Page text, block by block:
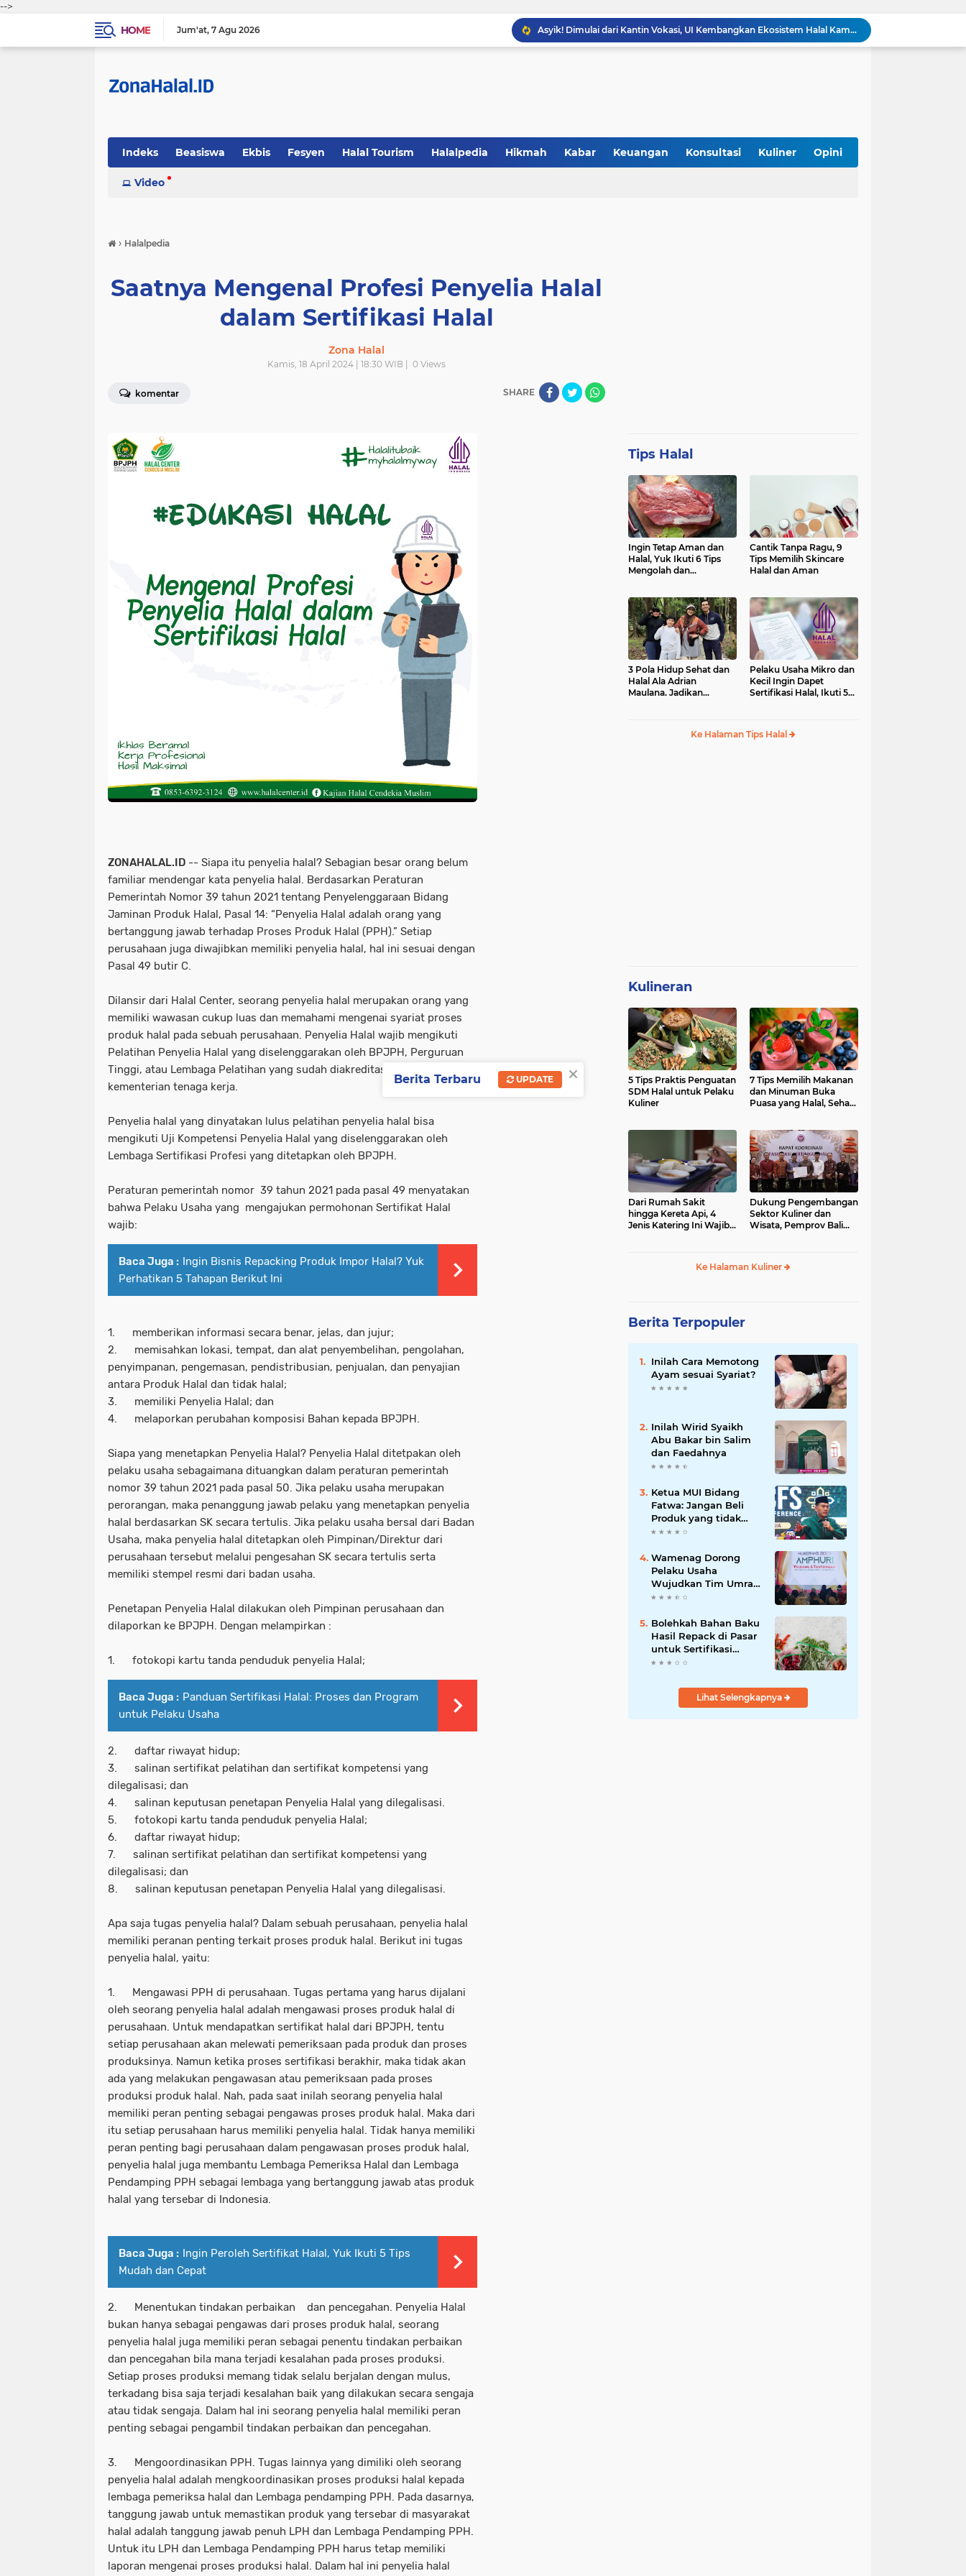
-->
HOME
Jum'at 7 Agu 2026
SPPG Halal Jadi Kunci Sukses Program Makan Bergizi Gratis, Ini 5 Alasannya
Gandeng BBPOM UIN Lampung Perkuat Kewirausahaan Halal
5 Alasan Jogja Halal Bidik Status Festival Bertaraf Internasional
Bolehkah Bahan Baku Hasil Repack di Pasar untuk Sertifikasi Halal? Ini Penjelasannya
Indeks Beasiswa Ekbis Fesyen Halal Tourism Halalpedia Hikmah Kabar Keuangan Konsultasi Kuliner Opini
Sosok Tekno-Sains
Video
› Halalpedia
Saatnya Mengenal Profesi Penyelia Halal
dalam Sertifikasi Halal
Zona Halal
Kamis, 18 April 2024 | 18:30 WIB | 0 Views
komentar SHARE
ZONAHALAL.ID -- Siapa itu penyelia halal? Sebagian besar orang belum
familiar mendengar kata penyelia halal. Berdasarkan Peraturan
Pemerintah Nomor 39 tahun 2021 tentang Penyelenggaraan Bidang
Jaminan Produk Halal, Pasal 14: “Penyelia Halal adalah orang yang
bertanggung jawab terhadap Proses Produk Halal (PPH).” Setiap
perusahaan juga diwajibkan memiliki penyelia halal, hal ini sesuai dengan
Pasal 49 butir C.
Dilansir dari Halal Center, seorang penyelia halal merupakan orang yang
memiliki wawasan cukup luas dan memahami mengenai syariat proses
produk halal pada sebuah perusahaan. Penyelia Halal wajib mengikuti
Pelatihan Penyelia Halal yang diselenggarakan oleh BPJPH, Perguruan
Tinggi, atau Lembaga Pelatihan yang sudah diakreditasi oleh
kementerian tenaga kerja.
Penyelia halal yang dinyatakan lulus pelatihan penyelia halal bisa
mengikuti Uji Kompetensi Penyelia Halal yang diselenggarakan oleh
Lembaga Sertifikasi Profesi yang ditetapkan oleh BPJPH.
Peraturan pemerintah nomor 39 tahun 2021 pada pasal 49 menyatakan
bahwa Pelaku Usaha yang mengajukan permohonan Sertifikat Halal
wajib:
Baca Juga : Ingin Bisnis Repacking Produk Impor Halal? Yuk
Perhatikan 5 Tahapan Berikut Ini
1. memberikan informasi secara benar, jelas, dan jujur;
2. memisahkan lokasi, tempat, dan alat penyembelihan, pengolahan,
penyimpanan, pengemasan, pendistribusian, penjualan, dan penyajian
antara Produk Halal dan tidak halal;
3. memiliki Penyelia Halal; dan
4. melaporkan perubahan komposisi Bahan kepada BPJPH.
Siapa yang menetapkan Penyelia Halal? Penyelia Halal ditetpakan oleh
pelaku usaha sebagaimana dituangkan dalam peraturan pemerintah
nomor 39 tahun 2021 pada pasal 50. Jika pelaku usaha merupakan
perorangan, maka penanggung jawab pelaku yang menetapkan penyelia
halal berdasarkan SK secara tertulis. Jika pelaku usaha bersal dari Badan
Usaha, maka penyelia halal ditetapkan oleh Pimpinan/Direktur dari
perusahaan tersebut melalui pengesahan SK secara tertulis serta
memiliki stempel resmi dari badan usaha.
Penetapan Penyelia Halal dilakukan oleh Pimpinan perusahaan dan
dilaporkan ke BPJPH. Dengan melampirkan :
1. fotokopi kartu tanda penduduk penyelia Halal;
Baca Juga : Panduan Sertifikasi Halal: Proses dan Program
untuk Pelaku Usaha
2. daftar riwayat hidup;
3. salinan sertifikat pelatihan dan sertifikat kompetensi yang
dilegalisasi; dan
4. salinan keputusan penetapan Penyelia Halal yang dilegalisasi.
5. fotokopi kartu tanda penduduk penyelia Halal;
6. daftar riwayat hidup;
7. salinan sertifikat pelatihan dan sertifikat kompetensi yang
dilegalisasi; dan
8. salinan keputusan penetapan Penyelia Halal yang dilegalisasi.
Apa saja tugas penyelia halal? Dalam sebuah perusahaan, penyelia halal
memiliki peranan penting terkait proses produk halal. Berikut ini tugas
penyelia halal, yaitu:
1. Mengawasi PPH di perusahaan. Tugas pertama yang harus dijalani
oleh seorang penyelia halal adalah mengawasi proses produk halal di
perusahaan. Untuk mendapatkan sertifikat halal dari BPJPH, tentu
setiap perusahaan akan melewati pemeriksaan pada produk dan proses
produksinya. Namun ketika proses sertifikasi berakhir, maka tidak akan
ada yang melakukan pengawasan atau pemeriksaan pada proses
produksi produk halal. Nah, pada saat inilah seorang penyelia halal
memiliki peran penting sebagai pengawas proses produk halal. Maka dari
itu setiap perusahaan harus memiliki penyelia halal. Tidak hanya memiliki
peran penting bagi perusahaan dalam pengawasan proses produk halal,
penyelia halal juga membantu Lembaga Pemeriksa Halal dan Lembaga
Pendamping PPH sebagai lembaga yang bertanggung jawab atas produk
halal yang tersebar di Indonesia.
Baca Juga : Ingin Peroleh Sertifikat Halal, Yuk Ikuti 5 Tips
Mudah dan Cepat
2. Menentukan tindakan perbaikan dan pencegahan. Penyelia Halal
bukan hanya sebagai pengawas dari proses produk halal, seorang
penyelia halal juga memiliki peran sebagai penentu tindakan perbaikan
dan pencegahan bila mana terjadi kesalahan pada proses produksi.
Setiap proses produksi memang tidak selalu berjalan dengan mulus,
terkadang bisa saja terjadi kesalahan baik yang dilakukan secara sengaja
atau tidak sengaja. Dalam hal ini seorang penyelia halal memiliki peran
penting sebagai pengambil tindakan perbaikan dan pencegahan.
3. Mengoordinasikan PPH. Tugas lainnya yang dimiliki oleh seorang
penyelia halal adalah mengkoordinasikan proses produksi halal kepada
lembaga pemeriksa halal dan Lembaga pendamping PPH. Pada dasarnya,
tanggung jawab untuk memastikan produk yang tersebar di masyarakat
halal adalah tanggung jawab penuh LPH dan Lembaga Pendamping PPH.
Untuk itu LPH dan Lembaga Pendamping PPH harus tetap memiliki
laporan mengenai proses produksi halal. Dalam hal ini penyelia halal
Tips Halal
Ingin Tetap Aman dan
Halal, Yuk Ikuti 6 Tips
Mengolah dan
Cantik Tanpa Ragu, 9
Tips Memilih Skincare
Halal dan Aman
3 Pola Hidup Sehat dan
Halal Ala Adrian
Maulana. Jadikan
Pelaku Usaha Mikro dan
Kecil Ingin Dapet
Sertifikasi Halal, Ikuti 5
Ke Halaman Tips Halal
Kulineran
5 Tips Praktis Penguatan
SDM Halal untuk Pelaku
Kuliner
7 Tips Memilih Makanan
dan Minuman Buka
Puasa yang Halal, Sehat,
Dari Rumah Sakit
hingga Kereta Api, 4
Jenis Katering Ini Wajib
Dukung Pengembangan
Sektor Kuliner dan
Wisata, Pemprov Bali
Ke Halaman Kuliner
Berita Terpopuler
Inilah Cara Memotong
Ayam sesuai Syariat?
Inilah Wirid Syaikh
Abu Bakar bin Salim
dan Faedahnya
Ketua MUI Bidang
Fatwa: Jangan Beli
Produk yang tidak
Halal
Wamenag Dorong
Pelaku Usaha
Wujudkan Tim Umrah
dan Haji Indonesia
Bolehkah Bahan Baku
Hasil Repack di Pasar
untuk Sertifikasi
Halal? Ini
Lihat Selengkapnya
×
Berita Terbaru UPDATE